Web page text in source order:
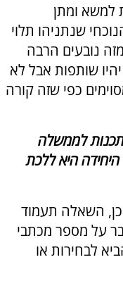
למשא ומתן
שנתניהו תלוי
נובעים הרבה
שותפות אבל לא
כפי שזה קורה
לממשלה
היא ללכת
כן, השאלה תעמוד
על מספר מכתבי
לבחירות או